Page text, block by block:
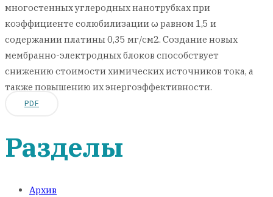
многостенных углеродных нанотрубках при
коэффициенте солюбилизации ω равном 1,5 и
содержании платины 0,35 мг/см2. Создание новых
мембранно-электродных блоков способствует
снижению стоимости химических источников тока, а
также повышению их энергоэффективности.
PDF
Разделы
Архив